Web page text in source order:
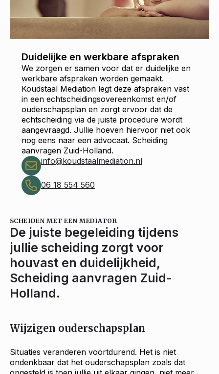
Duidelijke en werkbare afspraken
We zorgen er samen voor dat er duidelijke en
werkbare afspraken worden gemaakt.
Koudstaal Mediation legt deze afspraken vast
in een echtscheidingsovereenkomst en/of
ouderschapsplan en zorgt ervoor dat de
echtscheiding via de juiste procedure wordt
aangevraagd. Jullie hoeven hiervoor niet ook
nog eens naar een advocaat. Scheiding
aanvragen Zuid-Holland.
info@koudstaalmediation.nl
06 18 554 560
SCHEIDEN MET EEN MEDIATOR
De juiste begeleiding tijdens
jullie scheiding zorgt voor
houvast en duidelijkheid,
Scheiding aanvragen Zuid-
Holland.
Wijzigen ouderschapsplan
Situaties veranderen voortdurend. Het is niet
ondenkbaar dat het ouderschapsplan zoals dat